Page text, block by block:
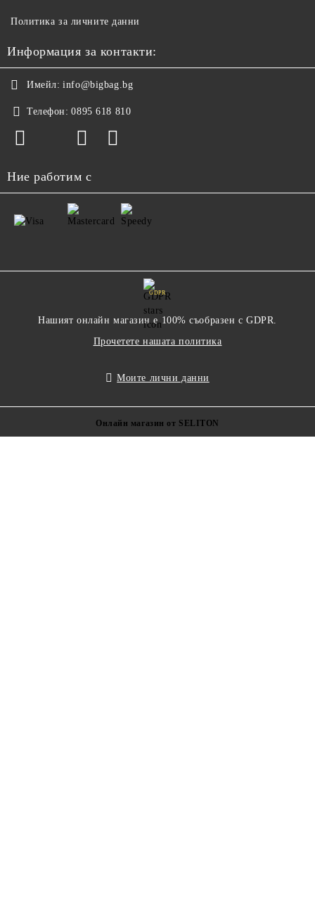
Политика за личните данни
Информация за контакти:
Имейл: info@bigbag.bg
Телефон: 0895 618 810
Ние работим с
GDPR
Нашият онлайн магазин е 100% съобразен с GDPR.
Прочетете нашата политика
Моите лични данни
Онлайн магазин от SELITON